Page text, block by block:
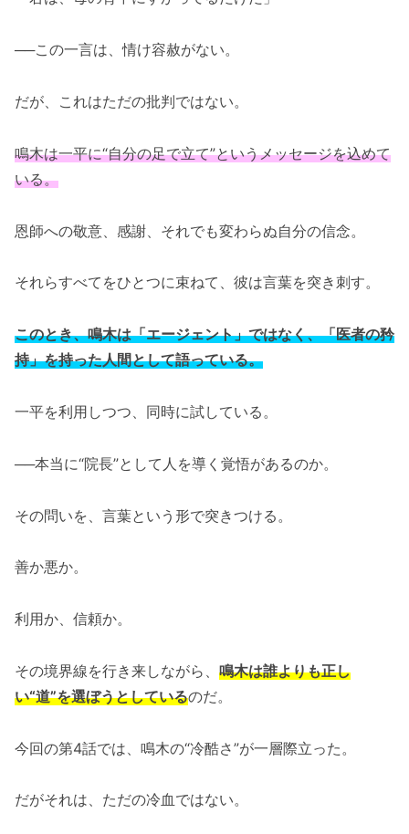
──この一言は、情け容赦がない。
だが、これはただの批判ではない。
鳴木は一平に“自分の足で立て”というメッセージを込めて
いる。
恩師への敬意、感謝、それでも変わらぬ自分の信念。
それらすべてをひとつに束ねて、彼は言葉を突き刺す。
このとき、鳴木は「エージェント」ではなく、「医者の矜
持」を持った人間として語っている。
一平を利用しつつ、同時に試している。
──本当に“院長”として人を導く覚悟があるのか。
その問いを、言葉という形で突きつける。
善か悪か。
利用か、信頼か。
その境界線を行き来しながら、 鳴木は誰よりも正し
い“道”を選ぼうとしているのだ。
今回の第4話では、鳴木の“冷酷さ”が一層際立った。
だがそれは、ただの冷血ではない。